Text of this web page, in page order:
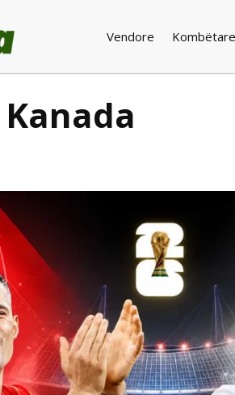
Vendore Kombëtare